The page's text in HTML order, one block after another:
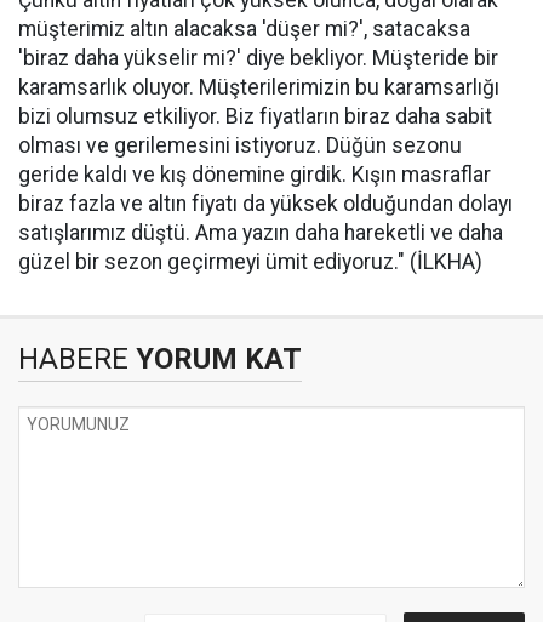
müşterimiz altın alacaksa 'düşer mi?', satacaksa
'biraz daha yükselir mi?' diye bekliyor. Müşteride bir
karamsarlık oluyor. Müşterilerimizin bu karamsarlığı
bizi olumsuz etkiliyor. Biz fiyatların biraz daha sabit
olması ve gerilemesini istiyoruz. Düğün sezonu
geride kaldı ve kış dönemine girdik. Kışın masraflar
biraz fazla ve altın fiyatı da yüksek olduğundan dolayı
satışlarımız düştü. Ama yazın daha hareketli ve daha
güzel bir sezon geçirmeyi ümit ediyoruz." (İLKHA)
HABERE YORUM KAT